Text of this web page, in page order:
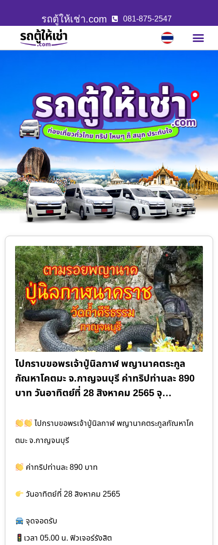
รถตู้ให้เช่า.com 081-875-2547
ไปกราบขอพรเจ้าปู่นิลกาฬ พญานาคตระกูล
กัณหาโคตมะ จ.กาญจนบุรี ค่าทริปท่านละ 890
บาท วันอาทิตย์ที่ 28 สิงหาคม 2565 จุ…
ไปกราบขอพรเจ้าปู่นิลกาฬ พญานาคตระกูลกัณหาโค
ตมะ จ.กาญจนบุรี
ค่าทริปท่านละ 890 บาท
วันอาทิตย์ที่ 28 สิงหาคม 2565
จุดจอดรับ
เวลา 05.00 น. ฟิวเจอร์รังสิต